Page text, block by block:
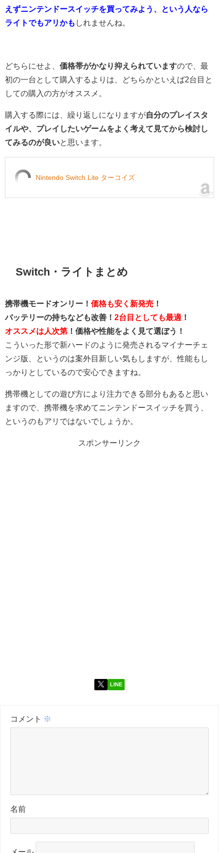
えずニンテンドースイッチを買ってみよう、という人なら
ライトでもアリかも しれませんね。
どちらにせよ、 価格帯がかなり抑えられていますので、最
初の一台として購入するよりは、どちらかといえば2台目と
しての購入の方がオススメ。
購入する際には、繰り返しになりますが自分のプレイスタ
イルや、プレイしたいゲームをよく考えて見てから検討し
てみるのが良いと思います。
Nintendo Switch Lite ターコイズ
Switch・ライトまとめ
携帯機モードオンリー！ 価格も安く新発売 ！
バッテリーの持ちなども改善！ 2台目としても最適 ！
オススメは人次第 ！価格や性能をよく見て選ぼう！
こういった形で新ハードのように発売されるマイナーチェ
ンジ版、というのは案外目新しい気もしますが、性能もし
っかりとしているので安心できますね。
携帯機としての遊び方により注力できる部分もあると思い
ますので、携帯機を求めてニンテンドースイッチを買う、
というのもアリではないでしょうか。
スポンサーリンク
LINE
コメント ※
名前
メール